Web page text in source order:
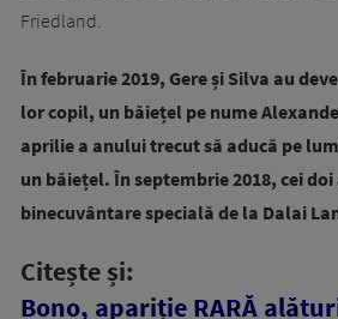
Friedland.
În februarie 2019, Gere și Silva au
lor copil, un băiețel pe nume
aprilie a anului trecut să aducă pe
un băiețel. În septembrie 2018, cei
binecuvântare specială de la Dalai
Citește și:
Bono, apariție RARĂ